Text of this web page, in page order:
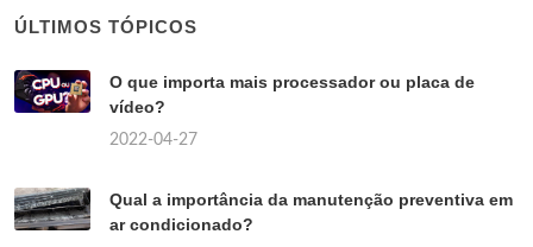
ÚLTIMOS TÓPICOS
O que importa mais processador ou placa de
vídeo?
2022-04-27
Qual a importância da manutenção preventiva em
ar condicionado?